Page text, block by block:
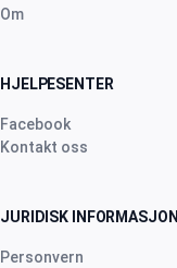
Om
HJELPESENTER
Facebook
Kontakt oss
JURIDISK INFORMASJON
Personvern